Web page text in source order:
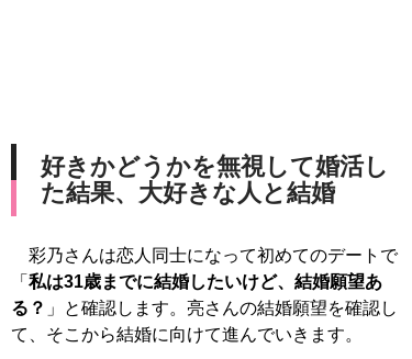
好きかどうかを無視して婚活し
た結果、大好きな人と結婚
彩乃さんは恋人同士になって初めてのデートで
「 私は31歳までに結婚したいけど、結婚願望あ
る？ 」と確認します。亮さんの結婚願望を確認し
て、そこから結婚に向けて進んでいきます。